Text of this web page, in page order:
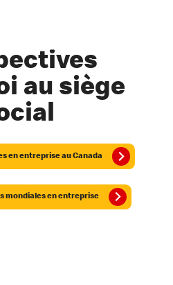
au siège
en entreprise au Canada
mondiales en entreprise